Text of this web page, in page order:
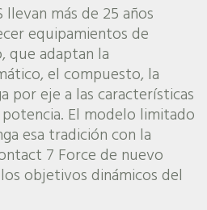
más de 25 años
equipamientos de
adaptan la
el compuesto, la
por eje a las características
El modelo limitado
esa tradición con la
7 Force de nuevo
objetivos dinámicos del